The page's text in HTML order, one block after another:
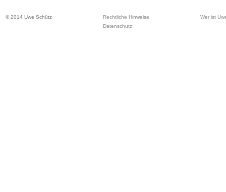
© 2014 Uwe Schütz Rechtliche Hinweise
Wer ist
Datenschutz